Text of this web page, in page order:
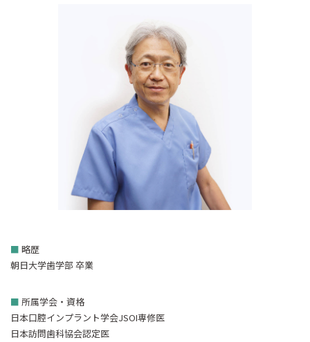
■ 略歴
朝日大学歯学部 卒業
■ 所属学会・資格
日本口腔インプラント学会JSOI専修医
日本訪問歯科協会認定医